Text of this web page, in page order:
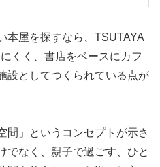
本屋を探すなら、TSUTAYA
くく、書店をベースにカフ
設としてつくられている点が
間」というコンセプトが示さ
でなく、親子で過ごす、ひと